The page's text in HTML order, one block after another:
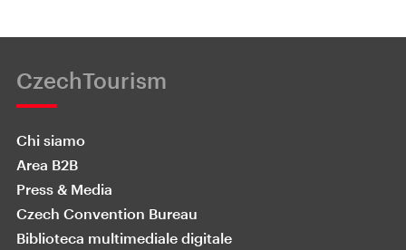
CzechTourism
Chi siamo
Area B2B
Press & Media
Czech Convention Bureau
Biblioteca multimediale digitale